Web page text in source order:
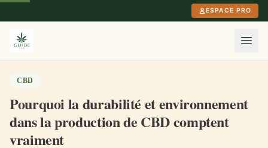
ESPACE PRO
CBD
Pourquoi la durabilité et environnement
dans la production de CBD comptent
vraiment